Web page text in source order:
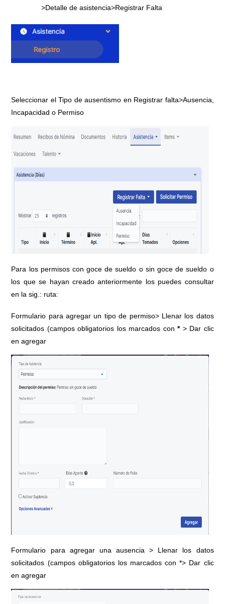
>Detalle de asistencia>Registrar Falta
Seleccionar el Tipo de ausentismo en Registrar falta>Ausencia,
Incapacidad o Permiso
Para los permisos con goce de sueldo o sin goce de sueldo o
los que se hayan creado anteriormente los puedes consultar
en la sig.: ruta:
Formulario para agregar un tipo de permiso> Llenar los datos
solicitados (campos obligatorios los marcados con* > Dar clic
en agregar
Formulario para agregar una ausencia > Llenar los datos
solicitados (campos obligatorios los marcados con *> Dar clic
en agregar